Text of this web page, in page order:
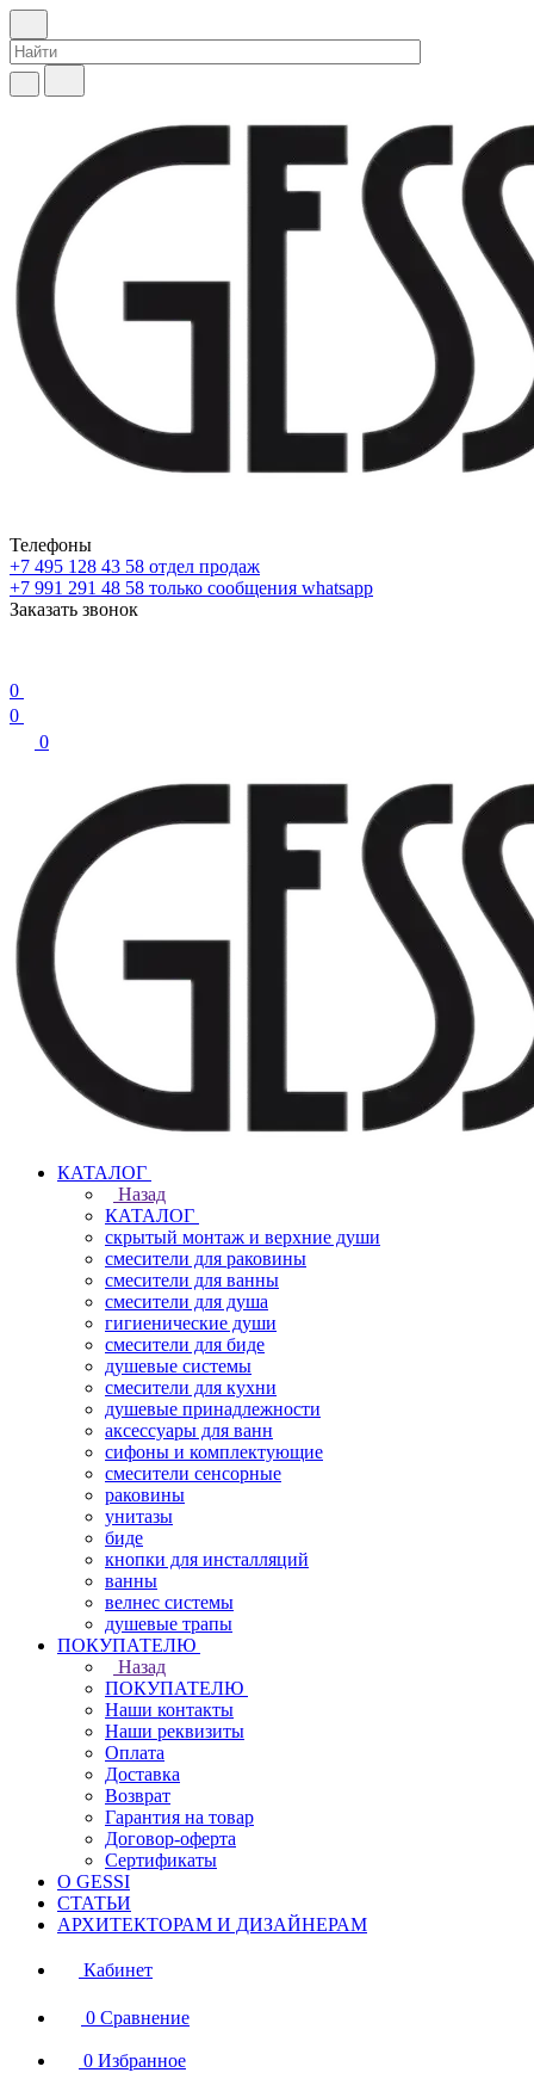
Телефоны
+7 495 128 43 58 отдел продаж
+7 991 291 48 58 только сообщения whatsapp
Заказать звонок
0
0
0
КАТАЛОГ
Назад
КАТАЛОГ
скрытый монтаж и верхние души
смесители для раковины
смесители для ванны
смесители для душа
гигиенические души
смесители для биде
душевые системы
смесители для кухни
душевые принадлежности
аксессуары для ванн
сифоны и комплектующие
смесители сенсорные
раковины
унитазы
биде
кнопки для инсталляций
ванны
велнес системы
душевые трапы
ПОКУПАТЕЛЮ
Назад
ПОКУПАТЕЛЮ
Наши контакты
Наши реквизиты
Оплата
Доставка
Возврат
Гарантия на товар
Договор-оферта
Сертификаты
О GESSI
СТАТЬИ
АРХИТЕКТОРАМ И ДИЗАЙНЕРАМ
Кабинет
0 Сравнение
0 Избранное